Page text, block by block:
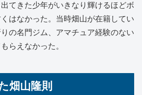
てきた少年がいきなり輝けるほどボ
はなかった。当時畑山が在籍してい
の名門ジム、アマチュア経験のない
らえなかった。
畑山隆則